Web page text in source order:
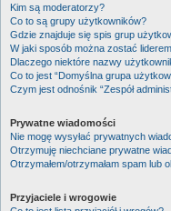
Kim są moderatorzy?
Co to są grupy użytkowników?
Gdzie znajduje się spis grup
W jaki sposób można zostać
Dlaczego niektóre nazwy
Co to jest “Domyślna grupa
Czym jest odnośnik “Zespół
Prywatne wiadomości
Nie mogę wysyłać prywatnych
Otrzymuję niechciane prywatne
Otrzymałem/otrzymałam spam lub
Przyjaciele i wrogowie